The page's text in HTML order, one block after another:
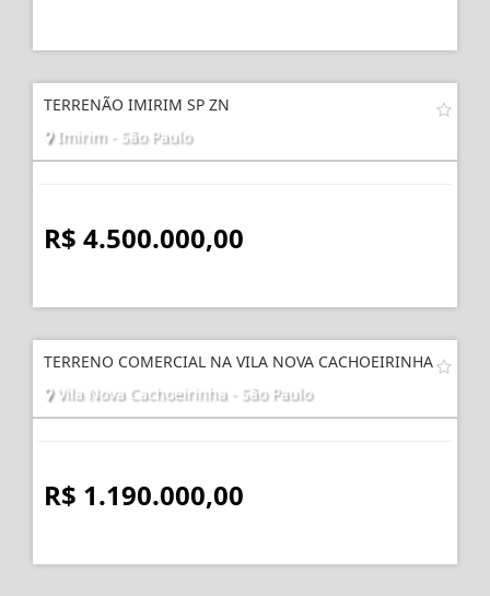
TERRENÃO IMIRIM SP ZN
Imirim - São Paulo
R$ 4.500.000,00
TERRENO COMERCIAL NA VILA NOVA CACHOEIRINHA
Vila Nova Cachoeirinha - São Paulo
R$ 1.190.000,00